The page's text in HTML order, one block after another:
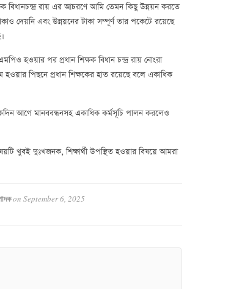
বিধানচন্দ্র রায় এর আচরণে আমি তেমন কিছু উন্নয়ন করতে
দেয়নি এবং উন্নয়নের টাকা সম্পূর্ণ তার পকেটে রয়েছে
হওয়ার পর প্রধান শিক্ষক বিধান চন্দ্র রায় নোংরা
হওয়ার পিছনে প্রধান শিক্ষকের হাত রয়েছে বলে একাধিক
আগে মানববন্ধনসহ একাধিক কর্মসূচি পালন করলেও
খুবই দুঃখজনক, শিক্ষার্থী উপস্থিত হওয়ার বিষয়ে আমরা
on September 6, 2025